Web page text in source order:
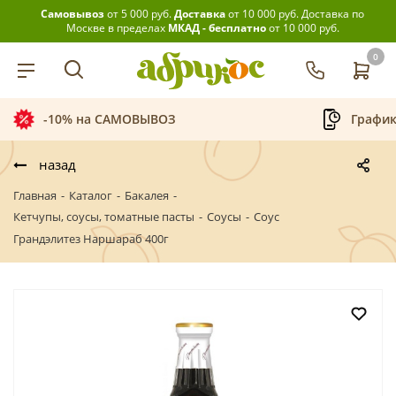
Самовывозот 5 000 руб.Доставкаот 10 000 руб.Доставка по
Москве в пределах МКАД - бесплатноот 10 000 руб.
0
-10% на САМОВЫВОЗ
назад
Главная - Каталог - Бакалея -
Кетчупы, соусы, томатные пасты - Соусы - Соус
Грандэлитез Наршараб 400г